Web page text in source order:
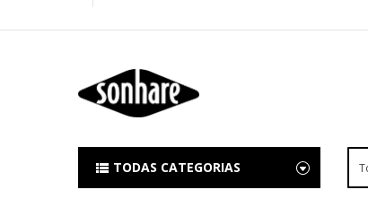
TODAS CATEGORIAS